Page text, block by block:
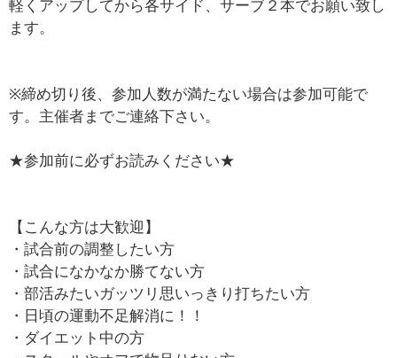
軽くアップしてから各サイド、サーブ２本でお願い致し
ます。
※締め切り後、参加人数が満たない場合は参加可能で
す。主催者までご連絡下さい。
★参加前に必ずお読みください★
【こんな方は大歓迎】
・試合前の調整したい方
・試合になかなか勝てない方
・部活みたいガッツリ思いっきり打ちたい方
・日頃の運動不足解消に！！
・ダイエット中の方